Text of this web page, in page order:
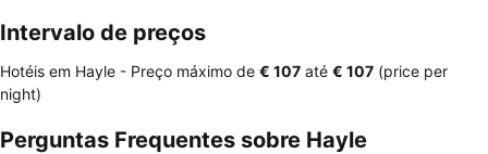
Intervalo de preços
Hotéis em Hayle - Preço máximo de ‎€ 107 até ‎€ 107 (price per
night)
Perguntas Frequentes sobre Hayle